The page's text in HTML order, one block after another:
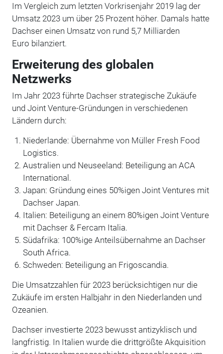
Im Vergleich zum letzten Vorkrisenjahr 2019 lag der
Umsatz 2023 um über 25 Prozent höher. Damals hatte
Dachser einen Umsatz von rund 5,7 Milliarden
Euro bilanziert.
Erweiterung des globalen
Netzwerks
Im Jahr 2023 führte Dachser strategische Zukäufe
und Joint Venture-Gründungen in verschiedenen
Ländern durch:
Niederlande: Übernahme von Müller Fresh Food
Logistics.
Australien und Neuseeland: Beteiligung an ACA
International.
Japan: Gründung eines 50%igen Joint Ventures mit
Dachser Japan.
Italien: Beteiligung an einem 80%igen Joint Venture
mit Dachser & Fercam Italia.
Südafrika: 100%ige Anteilsübernahme an Dachser
South Africa.
Schweden: Beteiligung an Frigoscandia.
Die Umsatzzahlen für 2023 berücksichtigen nur die
Zukäufe im ersten Halbjahr in den Niederlanden und
Ozeanien.
Dachser investierte 2023 bewusst antizyklisch und
langfristig. In Italien wurde die drittgrößte Akquisition